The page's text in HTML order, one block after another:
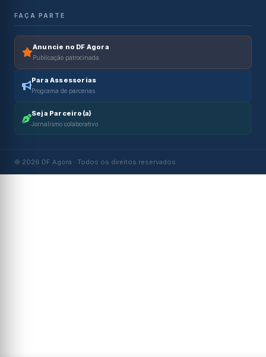
FAÇA PARTE
Anuncie no DF Agora
Publicação patrocinada
Para Assessorias
Programa de parcerias
Seja Parceiro(a)
Jornalismo colaborativo
© 2026 DF Agora · Todos os direitos reservados